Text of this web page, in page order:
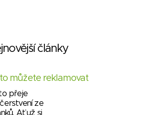
články
můžete reklamovat
přeje
ze
Ať už si